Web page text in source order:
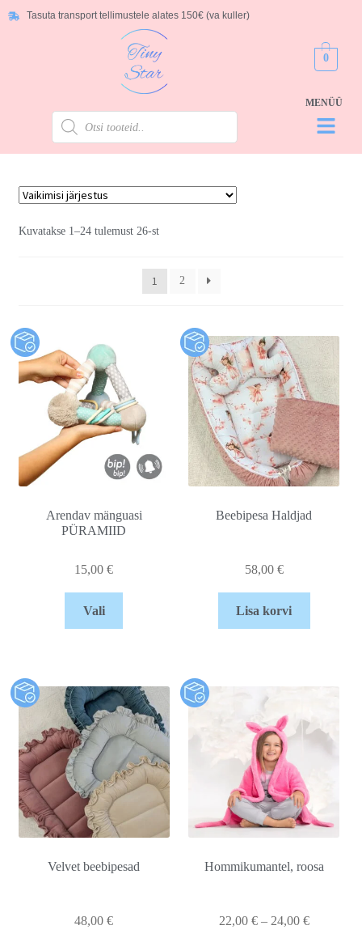
Tasuta transport tellimustele alates 150€ (va kuller)
0
Kuvatakse 1–24 tulemust 26-st
1 2
Arendav mänguasi
PÜRAMIID
15,00€
Vali
Beebipesa Haldjad
58,00 €
Lisa korvi
Velvet beebipesad
48,00€
Hommikumantel, roosa
22,00 € – 24,00 €